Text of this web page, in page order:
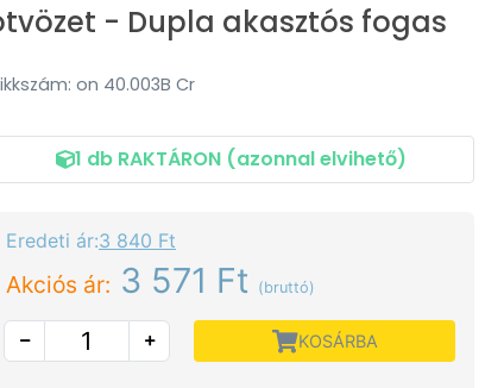
- Dupla akasztós fogas
on 40.003B Cr
1 db RAKTÁRON (azonnal elvihető)
Eredeti ár:3 840 Ft
Akciós ár: 3 571 Ft (bruttó)
KOSÁRBA